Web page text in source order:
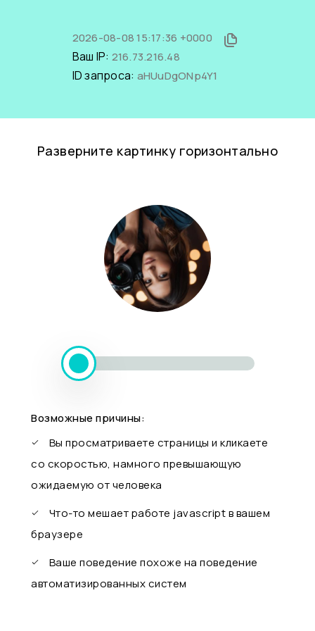
2026-08-08 15:17:36 +0000
Ваш IP: 216.73.216.48
ID запроса: aHUuDgONp4Y1
Разверните картинку горизонтально
Возможные причины:
Вы просматриваете страницы и кликаете
со скоростью, намного превышающую
ожидаемую от человека
Что-то мешает работе javascript в вашем
браузере
Ваше поведение похоже на поведение
автоматизированных систем